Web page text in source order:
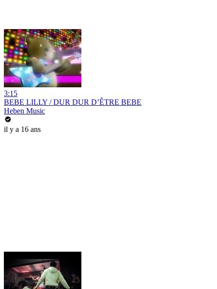
3:15
BEBE LILLY / DUR DUR D’ÊTRE BEBE
Heben Music
il y a 16 ans